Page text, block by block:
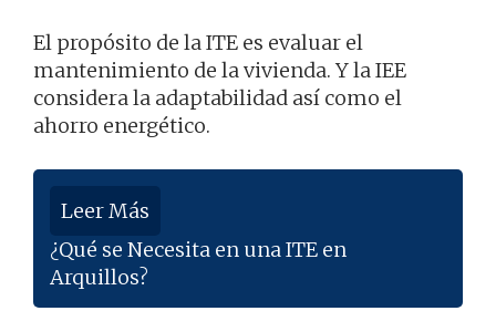
El propósito de la ITE es evaluar el
mantenimiento de la vivienda. Y la IEE
considera la adaptabilidad así como el
ahorro energético.
Leer Más
¿Qué se Necesita en una ITE en
Arquillos?